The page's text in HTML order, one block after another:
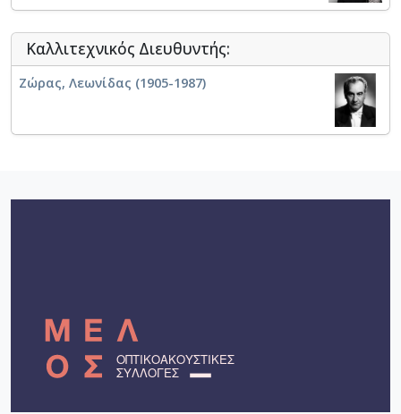
Καλλιτεχνικός Διευθυντής:
Ζώρας, Λεωνίδας (1905-1987)